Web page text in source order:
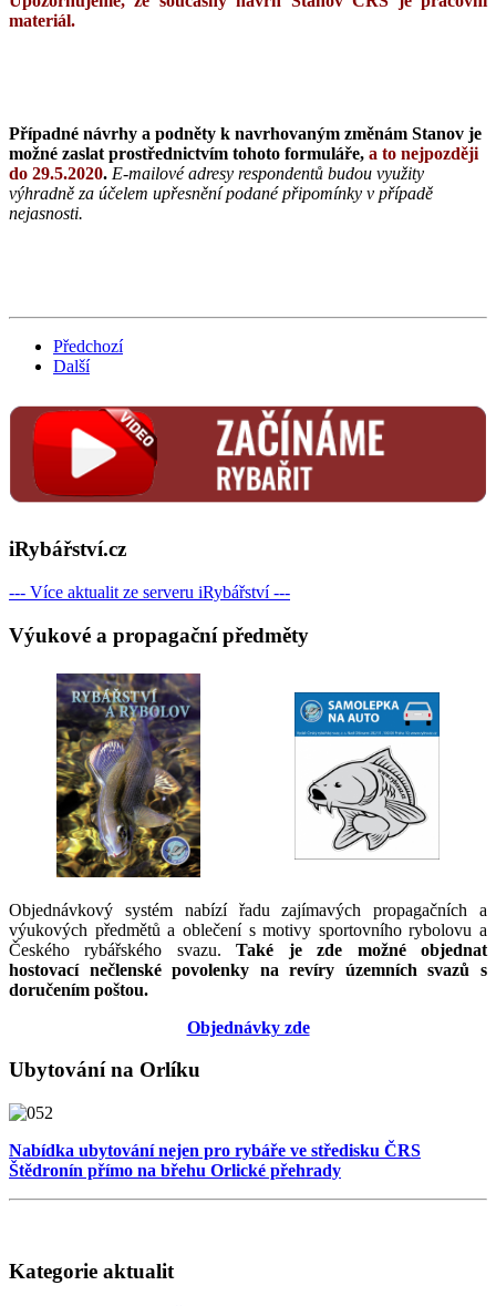
materiál.
Případné návrhy a podněty k navrhovaným změnám Stanov je
možné zaslat prostřednictvím tohoto formuláře, a to nejpozději
do 29.5.2020. E-mailové adresy respondentů budou využity
výhradně za účelem upřesnění podané připomínky v případě
nejasnosti.
Předchozí
Další
iRybářství.cz
--- Více aktualit ze serveru iRybářství ---
Výukové a propagační předměty
Objednávkový systém nabízí řadu zajímavých propagačních a
výukových předmětů a oblečení s motivy sportovního rybolovu a
Českého rybářského svazu.Také je zde možné objednat
hostovací nečlenské povolenky na revíry územních svazů s
doručením poštou.
Objednávky zde
Ubytování na Orlíku
Nabídka ubytování nejen pro rybáře ve středisku ČRS
Štědronín přímo na břehu Orlické přehrady
Kategorie aktualit